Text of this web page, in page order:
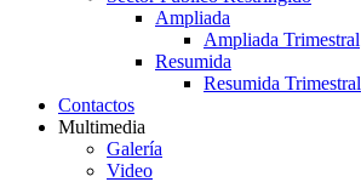
Ampliada
Ampliada Trimestral
Resumida
Resumida Trimestral
Contactos
Multimedia
Galería
Video